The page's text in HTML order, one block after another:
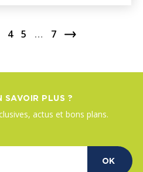
4 5 … 7
SAVOIR PLUS ?
actus et bons plans.
OK